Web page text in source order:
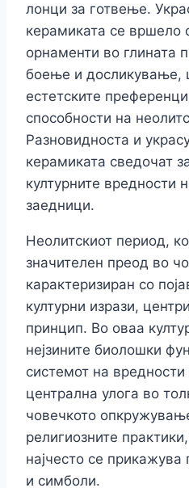
лонци за готвење.
керамиката се вршело
орнаменти во глината
боење и досликување,
естетските
способности на
Разновидноста и
керамиката сведочат
културните вредности
заедници.
Неолитскиот период,
значителен преод во
карактеризиран со
културни изрази,
принцип. Во оваа
нејзините биолошки
системот на
централна улога во
човечкото
религиозните
најчесто се
и симболи.